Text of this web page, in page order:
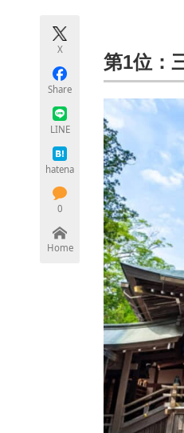
ちょっと気
X
Share
LINE
hatena
0
Home
第1位：